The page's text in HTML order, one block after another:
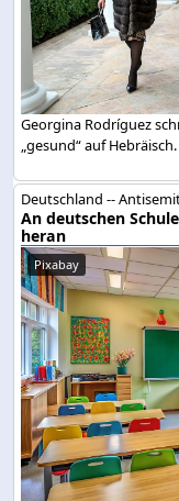
Georgina Rodríguez
„gesund“ auf
Deutschland --
An deutschen
heran
Pixabay